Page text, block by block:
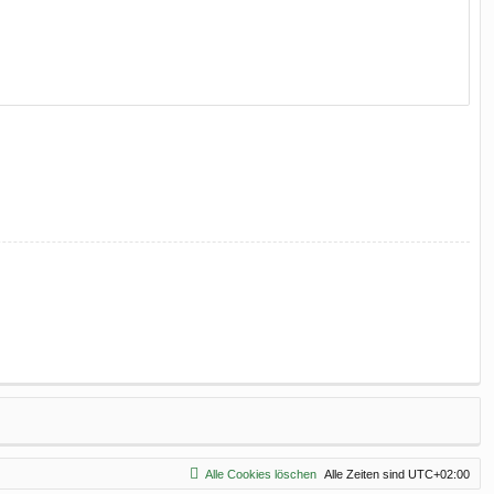
Alle Zeiten sind UTC+02:00
Alle Cookies löschen